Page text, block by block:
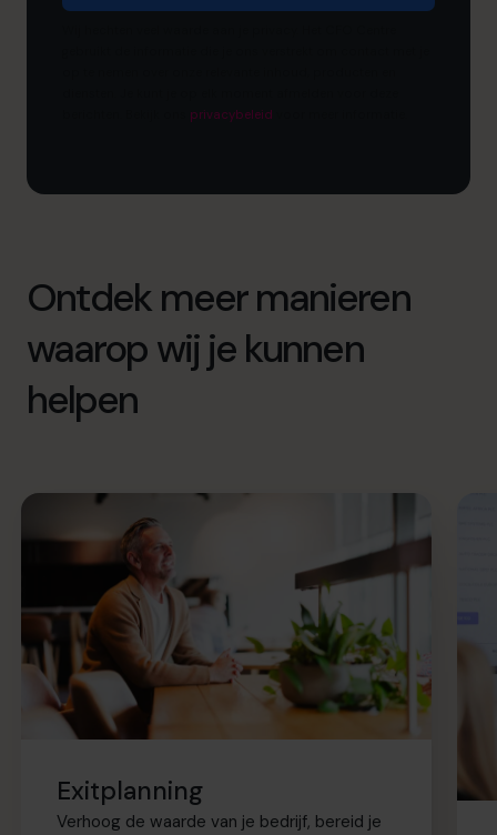
privacybeleid
Ontdek meer manieren
waarop wij je kunnen
helpen
Exitplanning
Verhoog de waarde van je bedrijf, bereid je